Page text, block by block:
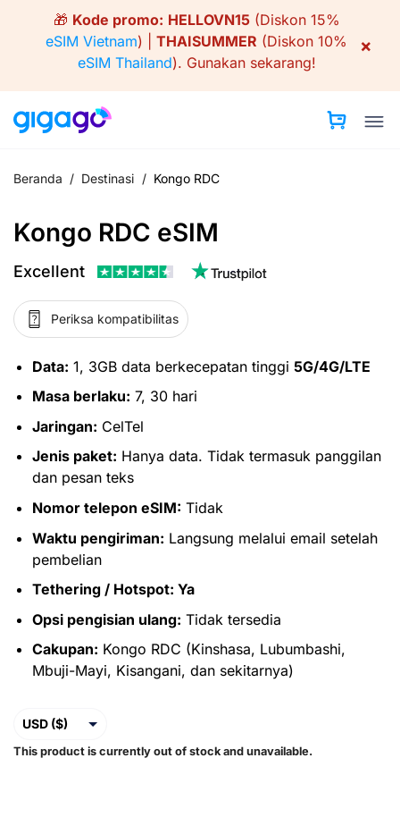
🎁 Kode promo: HELLOVN15(Diskon 15%
eSIM Vietnam) | THAISUMMER (Diskon 10%
eSIM Thailand). Gunakan sekarang!
×
Beranda / Destinasi / Kongo RDC
Kongo RDC eSIM
Excellent
Periksa kompatibilitas
Data: 1, 3GB data berkecepatan tinggi 5G/4G/LTE
Masa berlaku: 7, 30 hari
Jaringan: CelTel
Jenis paket: Hanya data. Tidak termasuk panggilan
dan pesan teks
Nomor telepon eSIM: Tidak
Waktu pengiriman: Langsung melalui email setelah
pembelian
Tethering / Hotspot: Ya
Opsi pengisian ulang: Tidak tersedia
Cakupan: Kongo RDC (Kinshasa, Lubumbashi,
Mbuji-Mayi, Kisangani, dan sekitarnya)
USD ($)
EUR (€)
This product is currently out of stock and unavailable.